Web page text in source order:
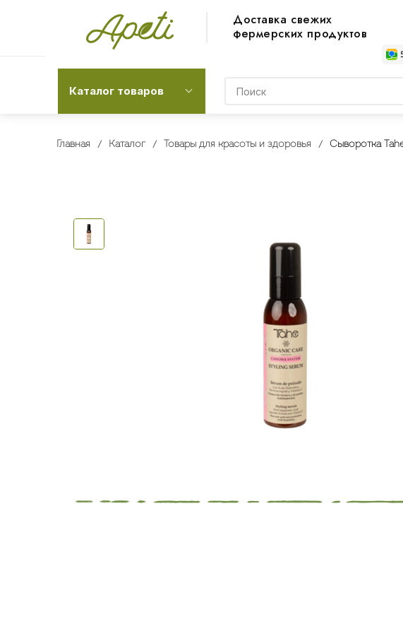
Доставка свежих
фермерских продуктов
Каталог товаров
Главная Каталог Товары для красоты и здоровья Сыворотка